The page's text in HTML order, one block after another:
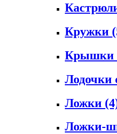
Кружки
Крышки
Лодочки
Ложки
Ложки-